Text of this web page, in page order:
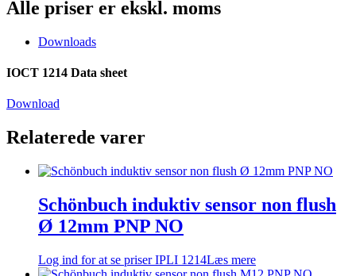
Alle priser er ekskl. moms
Downloads
IOCT 1214 Data sheet
Download
Relaterede varer
Schönbuch induktiv sensor non flush
Ø 12mm PNP NO
Log ind for at se priserIPLI 1214Læs mere